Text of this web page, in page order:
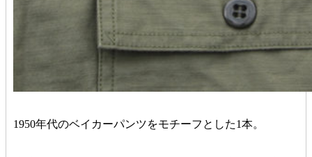
1950年代のベイカーパンツをモチーフとした1本。